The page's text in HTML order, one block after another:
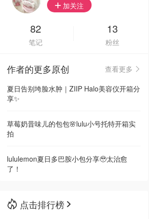
🇦🇺
🇳🇿新西兰
加关注
82
笔记
13
粉丝
作者的更多原创
查看更多
夏日告别垮脸水肿｜ZIIP Halo美容仪开箱分
享✨
草莓奶昔味儿的包包🌸lulu小号托特开箱实
拍
lululemon夏日多巴胺小包分享🥹太治愈
了！
点击排行榜